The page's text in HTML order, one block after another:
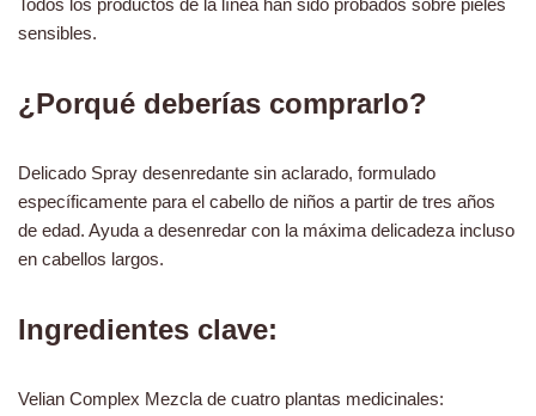
Todos los productos de la línea han sido probados sobre pieles
sensibles.
¿Porqué deberías comprarlo?
Delicado Spray desenredante sin aclarado, formulado
específicamente para el cabello de niños a partir de tres años
de edad. Ayuda a desenredar con la máxima delicadeza incluso
en cabellos largos.
Ingredientes clave:
Velian Complex Mezcla de cuatro plantas medicinales: